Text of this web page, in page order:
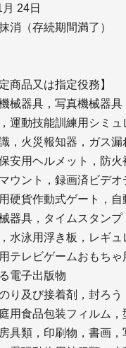
24日
消（存続期間満了）
商品又は指定役務】
器具，写真機械器具
運動技能訓練用シミ
，火災報知器，ガス
安用ヘルメット，防
ウント，録画済ビデ
硬貨作動式ゲート，
器具，タイムスタン
水泳用浮き板，レギ
テレビゲームおもち
電子出版物
及び接着剤，封ろう
用食品包装フィルム
具類，印刷物，書画，